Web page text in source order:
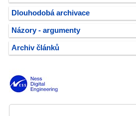
Dlouhodobá archivace
Názory - argumenty
Archiv článků